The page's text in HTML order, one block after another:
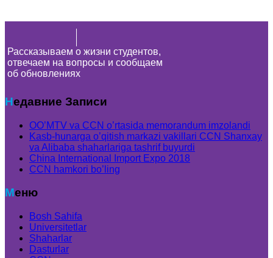
Рассказываем о жизни студентов,
отвечаем на вопросы и сообщаем
об обновлениях
Недавние Записи
OO’MTV va CCN o’rtasida memorandum imzolandi
Kasb-hunarga o’qitish markazi vakillari CCN Shanxay
va Alibaba shaharlariga tashrif buyurdi
China International Import Expo 2018
CCN hamkori bo’ling
Меню
Bosh Sahifa
Universitetlar
Shaharlar
Dasturlar